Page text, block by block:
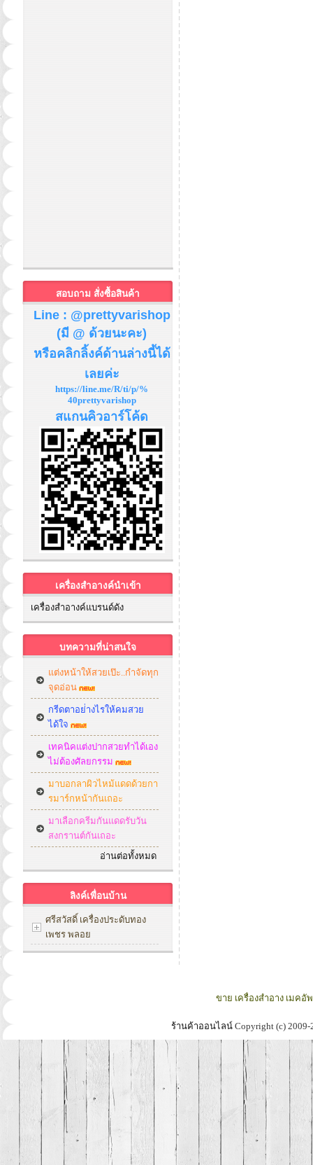
สอบถาม สั่งซื้อสินค้า
Line : @prettyvarishop
(มี @ ด้วยนะคะ)
หรือคลิกลิ้งค์ด้านล่างนี้ได้
เลยค่ะ
https://line.me/R/ti/p/%
40prettyvarishop
สแกนคิวอาร์โค้ด
เครื่องสำอางค์นำเข้า
เครื่องสำอางค์แบรนด์ดัง
บทความที่น่าสนใจ
แต่งหน้าให้สวยเป๊ะ..กำจัดทุก
จุดอ่อน
กรีดตาอย่่างไรให้คมสวย
ได้ใจ
เทคนิคแต่งปากสวยทำได้เอง
ไม่ต้องศัลยกรรม
มาบอกลาผิวไหม้แดดด้วยกา
รมาร์กหน้ากันเถอะ
มาเลือกครีมกันแดดรับวัน
สงกรานต์กันเถอะ
อ่านต่อทั้งหมด
ลิงค์เพื่อนบ้าน
ศรีสวัสดิ์ เครื่องประดับทอง
เพชร พลอย
ขาย เครื่องสำอาง เมค
ร้านค้าออนไลน์Copyright (c)